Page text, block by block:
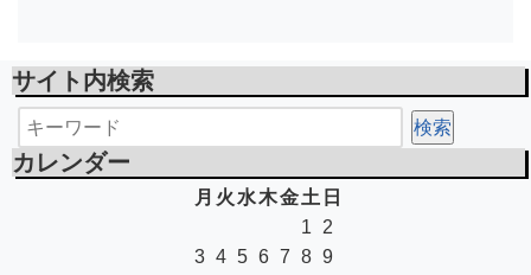
サイト内検索
カレンダー
月 火 水木金 土 日
1
2
3 4 5 6 7 8 9